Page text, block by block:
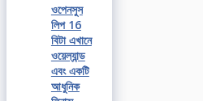
ওপেনসুস
লিপ 16
বিটা এখানে
ওয়েল্যান্ড
এবং একটি
আধুনিক